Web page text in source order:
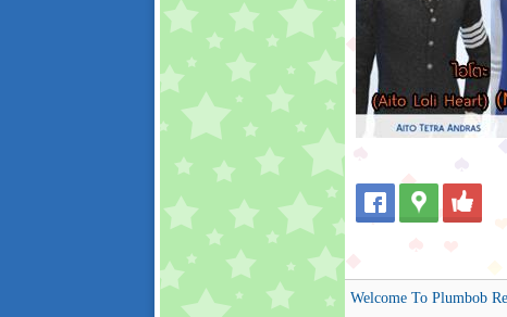
Welcome To Plumbob